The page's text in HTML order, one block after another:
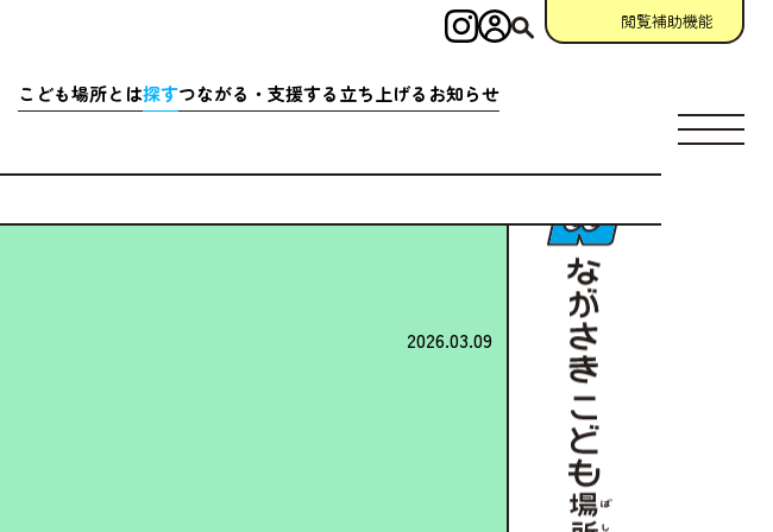
こども場所とは探すつながる・ 支援する立ち 上げる お知らせ
インスタグラム
ログイン 閲覧補助機能
2026.03.09